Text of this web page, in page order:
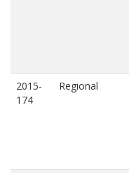
2015-
174
Regional